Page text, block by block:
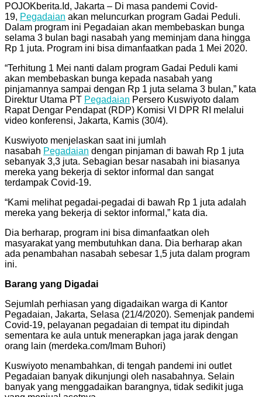
POJOKberita.Id, Jakarta – Di masa pandemi Covid-
19, Pegadaian akan meluncurkan program Gadai Peduli.
Dalam program ini Pegadaian akan membebaskan bunga
selama 3 bulan bagi nasabah yang meminjam dana hingga
Rp 1 juta. Program ini bisa dimanfaatkan pada 1 Mei 2020.
“Terhitung 1 Mei nanti dalam program Gadai Peduli kami
akan membebaskan bunga kepada nasabah yang
pinjamannya sampai dengan Rp 1 juta selama 3 bulan,” kata
Direktur Utama PT Pegadaian Persero Kuswiyoto dalam
Rapat Dengar Pendapat (RDP) Komisi VI DPR RI melalui
video konferensi, Jakarta, Kamis (30/4).
Kuswiyoto menjelaskan saat ini jumlah
nasabah Pegadaian dengan pinjaman di bawah Rp 1 juta
sebanyak 3,3 juta. Sebagian besar nasabah ini biasanya
mereka yang bekerja di sektor informal dan sangat
terdampak Covid-19.
“Kami melihat pegadai-pegadai di bawah Rp 1 juta adalah
mereka yang bekerja di sektor informal,” kata dia.
Dia berharap, program ini bisa dimanfaatkan oleh
masyarakat yang membutuhkan dana. Dia berharap akan
ada penambahan nasabah sebesar 1,5 juta dalam program
ini.
Barang yang Digadai
Sejumlah perhiasan yang digadaikan warga di Kantor
Pegadaian, Jakarta, Selasa (21/4/2020). Semenjak pandemi
Covid-19, pelayanan pegadaian di tempat itu dipindah
sementara ke aula untuk menerapkan jaga jarak dengan
orang lain (merdeka.com/Imam Buhori)
Kuswiyoto menambahkan, di tengah pandemi ini outlet
Pegadaian banyak dikunjungi oleh nasabahnya. Selain
banyak yang menggadaikan barangnya, tidak sedikit juga